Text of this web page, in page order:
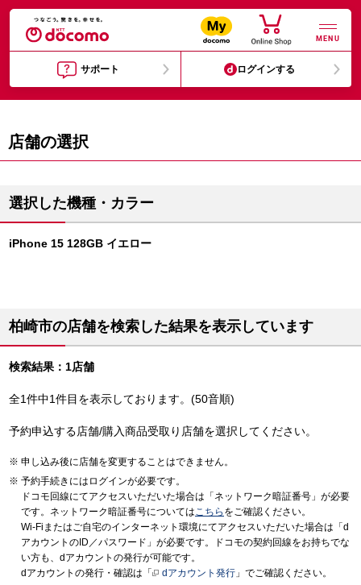
MENU
サポート ログインする
店舗の選択
選択した機種・カラー
iPhone 15 128GB イエロー
柏崎市の店舗を検索した結果を表示しています
検索結果：1店舗
全1件中1件目を表示しております。(50音順)
予約申込する店舗/購入商品受取り店舗を選択してください。
申し込み後に店舗を変更することはできません。
予約手続きにはログインが必要です。
ドコモ回線にてアクセスいただいた場合は「ネットワーク暗証番号」が必要
です。ネットワーク暗証番号についてはこちら をご確認ください。
Wi-Fiまたはご自宅のインターネット環境にてアクセスいただいた場合は「d
アカウントのID／パスワード」が必要です。ドコモの契約回線をお持ちでな
い方も、dアカウントの発行が可能です。
dアカウントの発行・確認は「
dアカウント発行 」でご確認ください。